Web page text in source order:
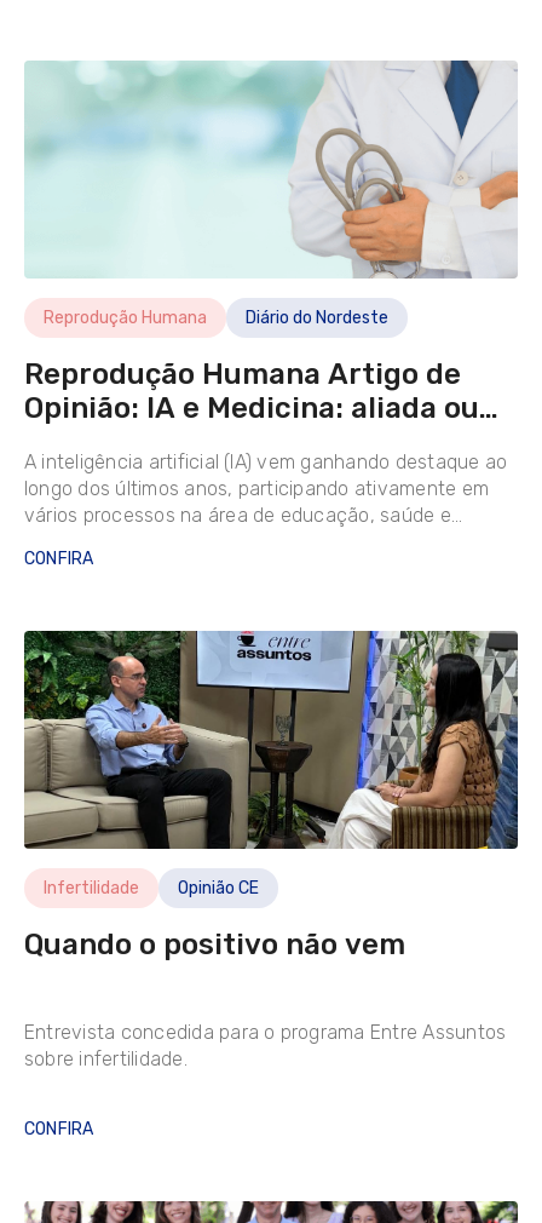
Reprodução Humana Diário do Nordeste
Reprodução Humana Artigo de
Opinião: IA e Medicina: aliada ou
A inteligência artificial (IA) vem ganhando destaque ao
longo dos últimos anos, participando ativamente em
vários processos na área de educação, saúde e
CONFIRA
Infertilidade Opinião CE
Quando o positivo não vem
Entrevista concedida para o programa Entre Assuntos
sobre infertilidade.
CONFIRA